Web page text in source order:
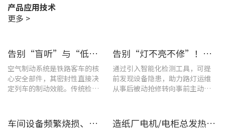
产品应用技术
更多 >
告别“盲听”与“低效” | 优利德智能检测方案助力铁路运维检修提质增效
空气制动系统是铁路客车的核
心安全部件，其密封性直接决
定列车的制动效能。传统检修
更易造成漏检
告别“灯不亮不修”！优利德产品组合赋能城市道路照明设施运维更高效
通过引入智能化检测工具，可提
前发现设备隐患，助力路灯运维
从事后被动抢修转向事前主动预
车间设备频繁烧损、无故停机?一台UT285C搞定电能质量隐患 造纸厂电机/电柜总发热？这套7×24h在线监测方案帮你“扼杀”热隐患！